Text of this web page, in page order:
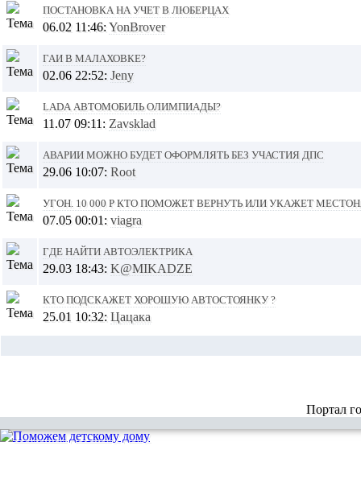
Постановка на учет в Люберцах
06.02 11:46: YonBrover
ГАИ в Малаховке?
02.06 22:52: Jeny
Lada автомобиль Олимпиады?
11.07 09:11: Zavsklad
Аварии можно будет оформлять без участия ДПС
29.06 10:07: Root
Угон. 10 000 р кто поможет вернуть или укажет
07.05 00:01: viagra
Где найти автоэлектрика
29.03 18:43: K@MIKADZE
Кто подскажет хорошую автостоянку ?
25.01 10:32: Цацака
Портал